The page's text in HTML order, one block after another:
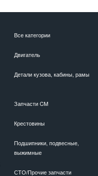
Все категории
Двигатель
Детали кузова, кабины, рамы
Запчасти CM
Крестовины
Подшипники, подвесные,
выжимные
СТО/Прочие запчасти